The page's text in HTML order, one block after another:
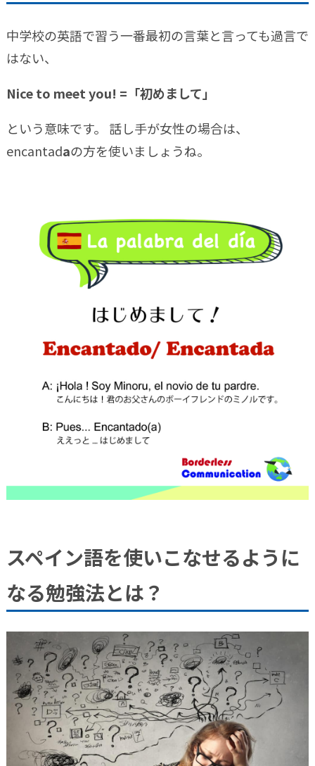
中学校の英語で習う一番最初の言葉と言っても過言で
はない、
Nice to meet you! =「初めまして」
という意味です。 話し手が女性の場合は、
encantadaの方を使いましょうね。
スペイン語を使いこなせるように
なる勉強法とは？